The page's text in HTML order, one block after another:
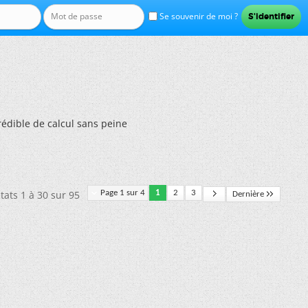
Se souvenir de moi ?
de calcul sans peine
Page 1 sur 4 1 2 3 Dernière
1 à 30 sur 95